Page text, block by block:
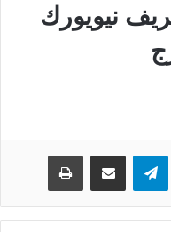
نيويورك
تيلقرام مشاركة عبر البريد طباعة